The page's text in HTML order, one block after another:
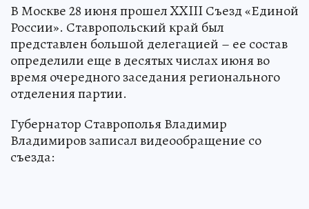
В Москве 28 июня прошел XXIII Съезд «Единой
России». Ставропольский край был
представлен большой делегацией – ее состав
определили еще в десятых числах июня во
время очередного заседания регионального
отделения партии.
Губернатор Ставрополья Владимир
Владимиров записал видеообращение со
съезда: